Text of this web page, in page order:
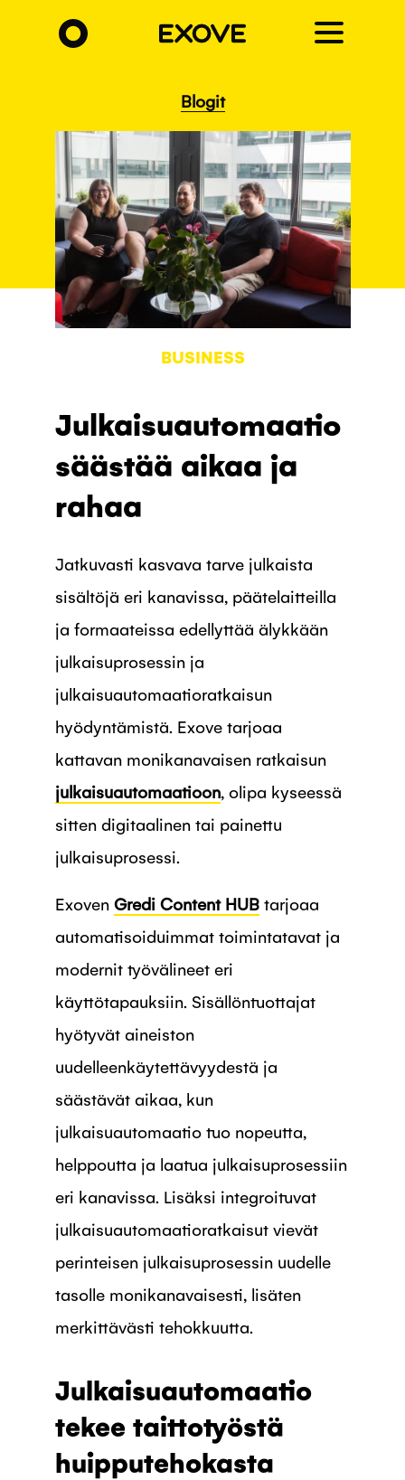
pääsisältöön
Blogit
BUSINESS
Julkaisuautomaatio
säästää aikaa ja
rahaa
Jatkuvasti kasvava tarve julkaista
sisältöjä eri kanavissa, päätelaitteilla
ja formaateissa edellyttää älykkään
julkaisuprosessin ja
julkaisuautomaatioratkaisun
hyödyntämistä. Exove tarjoaa
kattavan monikanavaisen ratkaisun
julkaisuautomaatioon, olipa kyseessä
sitten digitaalinen tai painettu
julkaisuprosessi.
Exoven Gredi Content HUBtarjoaa
automatisoiduimmat toimintatavat ja
modernit työvälineet eri
käyttötapauksiin. Sisällöntuottajat
hyötyvät aineiston
uudelleenkäytettävyydestä ja
säästävät aikaa, kun
julkaisuautomaatio tuo nopeutta,
helppoutta ja laatua julkaisuprosessiin
eri kanavissa. Lisäksi integroituvat
julkaisuautomaatioratkaisut vievät
perinteisen julkaisuprosessin uudelle
tasolle monikanavaisesti, lisäten
merkittävästi tehokkuutta.
Julkaisuautomaatio
tekee taittotyöstä
huipputehokasta